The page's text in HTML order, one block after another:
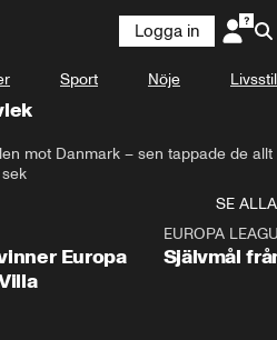
Logga in
Sport Nöje Livsstil
mot Danmark – sen tappade de allt
SE ALLA
Europa
EUROPA
Självmål